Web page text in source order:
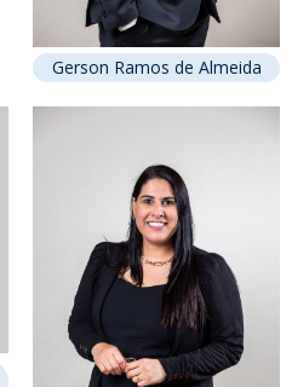
Gerson Ramos de Almeida